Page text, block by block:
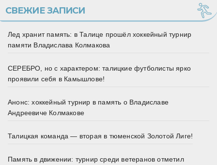
СВЕЖИЕ ЗАПИСИ
Лед хранит память: в Талице прошёл хоккейный турнир
памяти Владислава Колмакова
СЕРЕБРО, но с характером: талицкие футболисты ярко
проявили себя в Камышлове!
Анонс: хоккейный турнир в память о Владиславе
Андреевиче Колмакове
Талицкая команда — вторая в тюменской Золотой Лиге!
Память в движении: турнир среди ветеранов отметил